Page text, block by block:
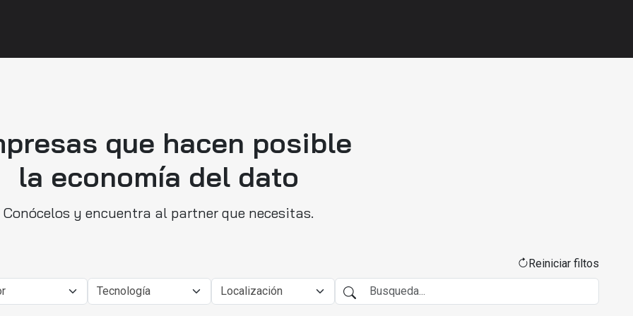
que hacen posible
la economía del dato
Conócelos y encuentra al partner que necesitas.
Reiniciar filtos